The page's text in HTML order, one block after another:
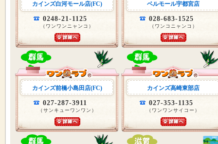
カインズ白河モール店(FC)
0248-21-1125
（ワンワンニャンコ）
ベルモール宇都宮店
028-683-1525
（ワンコニャンコ）
カインズ前橋小島田店(FC)
027-287-3911
（サンキューワンワン）
カインズ高崎東部店
027-353-1135
（ワンワンサイコー）